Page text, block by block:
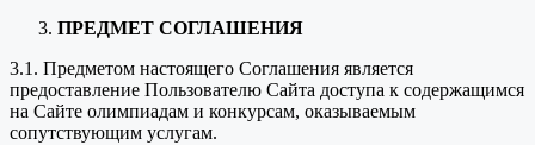
ПРЕДМЕТ СОГЛАШЕНИЯ
3.1. Предметом настоящего Соглашения является
предоставление Пользователю Сайта доступа к содержащимся
на Сайте олимпиадам и конкурсам, оказываемым
сопутствующим услугам.